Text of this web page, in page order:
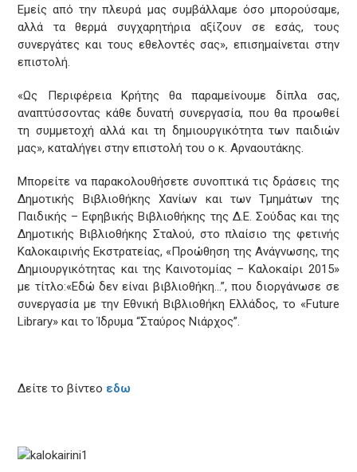
Εμείς από την πλευρά μας συμβάλλαμε όσο μπορούσαμε,
αλλά τα θερμά συγχαρητήρια αξίζουν σε εσάς, τους
συνεργάτες και τους εθελοντές σας», επισημαίνεται στην
επιστολή.
«Ως Περιφέρεια Κρήτης θα παραμείνουμε δίπλα σας,
αναπτύσσοντας κάθε δυνατή συνεργασία, που θα προωθεί
τη συμμετοχή αλλά και τη δημιουργικότητα των παιδιών
μας», καταλήγει στην επιστολή του ο κ. Αρναουτάκης.
Mπορείτε να παρακολουθήσετε συνοπτικά τις δράσεις της
Δημοτικής Βιβλιοθήκης Χανίων και των Τμημάτων της
Παιδικής – Εφηβικής Βιβλιοθήκης της Δ.Ε. Σούδας και της
Δημοτικής Βιβλιοθήκης Σταλού, στο πλαίσιο της φετινής
Καλοκαιρινής Εκστρατείας, «Προώθηση της Ανάγνωσης, της
Δημιουργικότητας και της Καινοτομίας – Καλοκαίρι 2015»
με τίτλο:«Εδώ δεν είναι βιβλιοθήκη…”, που διοργάνωσε σε
συνεργασία με την Εθνική Βιβλιοθήκη Ελλάδος, το «Future
Library» και το Ίδρυμα “Σταύρος Νιάρχος”.
Δείτε το βίντεο εδω